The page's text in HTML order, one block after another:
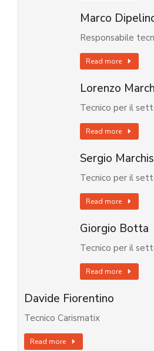
Marco
Responsabile
Read more
Lorenzo
Tecnico per il
Read more
Sergio
Tecnico per il
Read more
Giorgio Botta
Tecnico per il
Read more
Davide Fiorentino
Tecnico Carismatix
Read more